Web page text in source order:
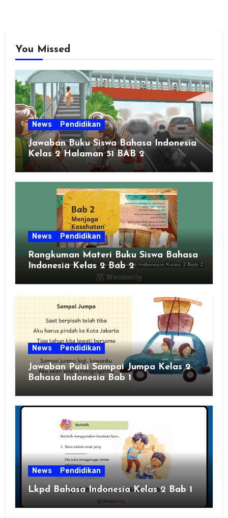
You Missed
News Pendidikan
Jawaban Buku Siswa Bahasa Indonesia
Kelas 2 Halaman 51 BAB 2
News Pendidikan
Rangkuman Materi Buku Siswa Bahasa
Indonesia Kelas 2 Bab 2
News Pendidikan
Jawaban Puisi Sampai Jumpa Kelas 2
Bahasa Indonesia Bab 1
News Pendidikan
Lkpd Bahasa Indonesia Kelas 2 Bab 1